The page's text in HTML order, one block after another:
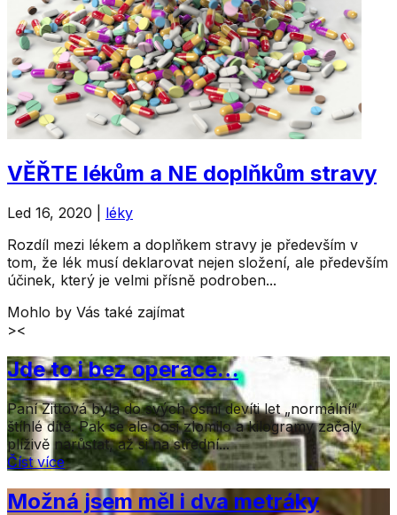
VĚŘTE lékům a NE doplňkům stravy
Led 16, 2020
léky
Rozdíl mezi lékem a doplňkem stravy je především v
tom, že lék musí deklarovat nejen složení, ale především
účinek, který je velmi přísně podroben...
Mohlo by Vás také zajímat
><
Jde to i bez operace…
Paní Zittová byla do svých osmi devíti let „normální“
štíhlé dítě. Pak se ale cosi zlomilo a kilogramy začaly
plíživě narůstat, až si na střední...
Číst více
Možná jsem měl i dva metráky